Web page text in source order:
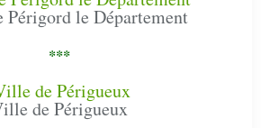
Périgord le Département
***
de Périgueux